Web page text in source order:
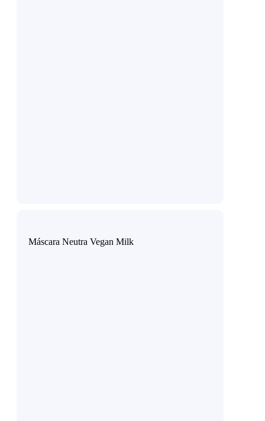
Máscara Neutra Vegan Milk